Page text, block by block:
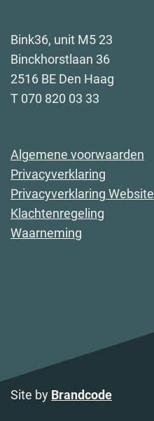
Bink36, unit M5 23
Binckhorstlaan 36
2516 BE Den Haag
T 070 820 03 33
Algemene voorwaarden
Privacyverklaring
Privacyverklaring Website
Klachtenregeling
Waarneming
Site by Brandcode